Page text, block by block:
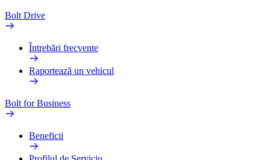
Bolt Drive
Întrebări frecvente
Raportează un vehicul
Bolt for Business
Beneficii